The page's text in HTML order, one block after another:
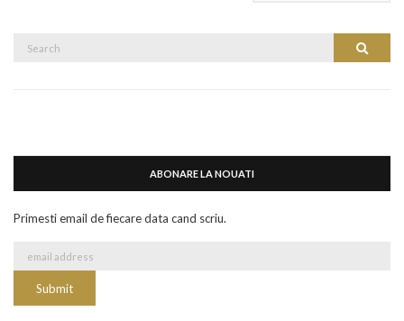
Search
ABONARE LA NOUATI
Primesti email de fiecare data cand scriu.